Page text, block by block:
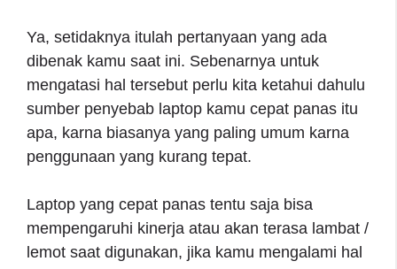
Ya, setidaknya itulah pertanyaan yang ada
dibenak kamu saat ini. Sebenarnya untuk
mengatasi hal tersebut perlu kita ketahui dahulu
sumber penyebab laptop kamu cepat panas itu
apa, karna biasanya yang paling umum karna
penggunaan yang kurang tepat.
Laptop yang cepat panas tentu saja bisa
mempengaruhi kinerja atau akan terasa lambat /
lemot saat digunakan, jika kamu mengalami hal